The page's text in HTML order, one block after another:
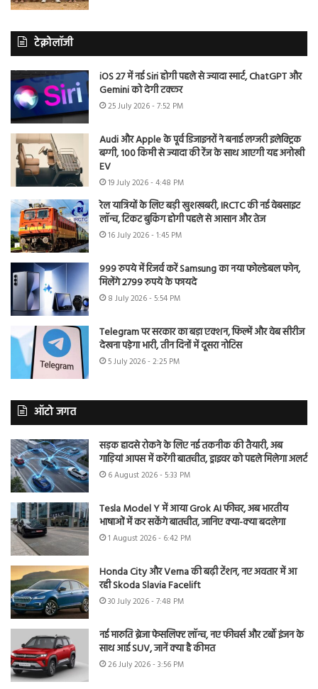
टेक्नोलॉजी
iOS 27 में नई Siri होगी पहले से ज्यादा स्मार्ट, ChatGPT और
Gemini को देगी टक्कर
25 July 2026 - 7:52 PM
Audi और Apple के पूर्व डिजाइनरों ने बनाई लग्जरी इलेक्ट्रिक
बग्गी, 100 किमी से ज्यादा की रेंज के साथ आएगी यह अनोखी
EV
19 July 2026 - 4:48 PM
रेल यात्रियों के लिए बड़ी खुशखबरी, IRCTC की नई वेबसाइट
लॉन्च, टिकट बुकिंग होगी पहले से आसान और तेज
16 July 2026 - 1:45 PM
999 रुपये में रिजर्व करें Samsung का नया फोल्डेबल फोन,
मिलेंगे 2799 रुपये के फायदे
8 July 2026 - 5:54 PM
Telegram पर सरकार का बड़ा एक्शन, फिल्में और वेब सीरीज
देखना पड़ेगा भारी, तीन दिनों में दूसरा नोटिस
5 July 2026 - 2:25 PM
ऑटो जगत
सड़क हादसे रोकने के लिए नई तकनीक की तैयारी, अब
गाड़ियां आपस में करेंगी बातचीत, ड्राइवर को पहले मिलेगा अलर्ट
6 August 2026 - 5:33 PM
Tesla Model Y में आया Grok AI फीचर, अब भारतीय
भाषाओं में कर सकेंगे बातचीत, जानिए क्या-क्या बदलेगा
1 August 2026 - 6:42 PM
Honda City और Verna की बढ़ी टेंशन, नए अवतार में आ
रही Skoda Slavia Facelift
30 July 2026 - 7:48 PM
नई मारुति ब्रेजा फेसलिफ्ट लॉन्च, नए फीचर्स और टर्बो इंजन के
साथ आई SUV, जानें क्या है कीमत
26 July 2026 - 3:56 PM